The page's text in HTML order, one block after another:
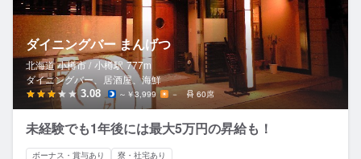
ダイニングバー まんげつ
北海道 小樽市 / 小樽駅 777m
ダイニングバー、居酒屋、海鮮
3.08 ～￥3,999 － 60席
未経験でも1年後には最大5万円の昇給も！
ボーナス・賞与あり 寮・社宅あり